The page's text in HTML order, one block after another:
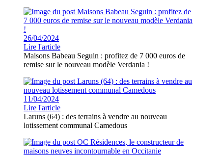
26/04/2024
Lire l'article
Maisons Babeau Seguin : profitez de 7 000 euros de
remise sur le nouveau modèle Verdania !
11/04/2024
Lire l'article
Laruns (64) : des terrains à vendre au nouveau
lotissement communal Camedous